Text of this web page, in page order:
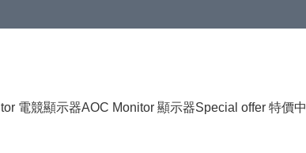
電競顯示器AOC Monitor 顯示器Special offer 特價中